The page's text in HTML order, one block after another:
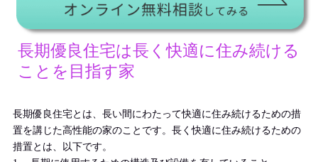
長期優良住宅は長く快適に住み続ける
ことを目指す家
長期優良住宅とは、長い間にわたって快適に住み続けるための措
置を講じた高性能の家のことです。長く快適に住み続けるための
措置とは、以下です。